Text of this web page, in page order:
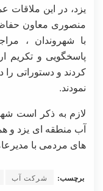
یزد، در این ملاقات
منصوری معاون
با شهروندان ،
پاسخگویی و تکریم
کردند و دستوراتی
نمودند.
لازم به ذکر است
آب منطقه ای یزد و
های مردمی با
برچسب: شرکت آب